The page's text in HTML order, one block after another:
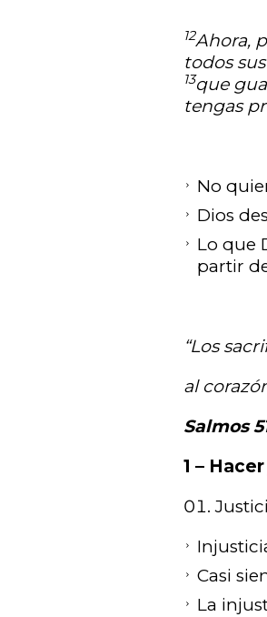
12Ahora,
todos
13que
tengas
No
Dios
Lo que
partir
“Los
al
Salmos
1 –
Casi
La